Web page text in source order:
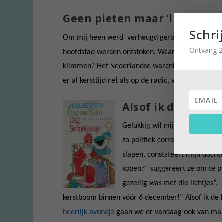
Geen pieten maar ‘lichtjes’
Om mij heen werd verheugd geroepen hoe leuk
hoofdstad werden ontstoken. Waar is de tijd
klimmen? Het Nederlandse warenhuis is
er al kersttijd net als op de radio, waar de
Alsof ik de
Gelukkig wil mijn kleinzoon
zo politiek correcte- verhaal
slapen, constateert mijn
kopen?” suggereert ze om te
gezellig was met die
kerstboom binnen vóór 6 december!” Alsof ik
heerlijk avondje gaan we er vandaag ook van
Ontvang